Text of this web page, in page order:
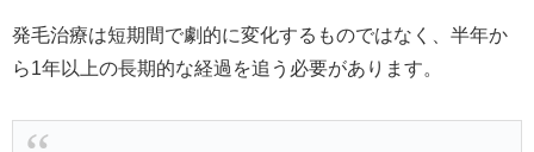
発毛治療は短期間で劇的に変化するものではなく、半年か
ら1年以上の長期的な経過を追う必要があります。